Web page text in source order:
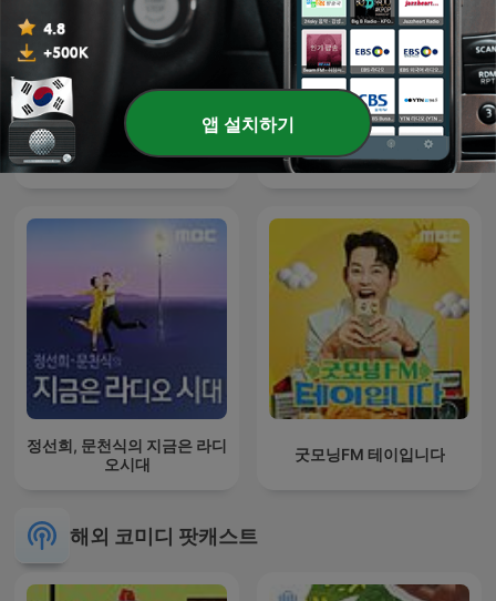
大久保佳代子とらぶぶら
박준형, 박영진의 2시 만세
정선희, 문천식의 지금은 라디
오시대
굿모닝FM 테이입니다
해외 코미디 팟캐스트
앱 설치하기